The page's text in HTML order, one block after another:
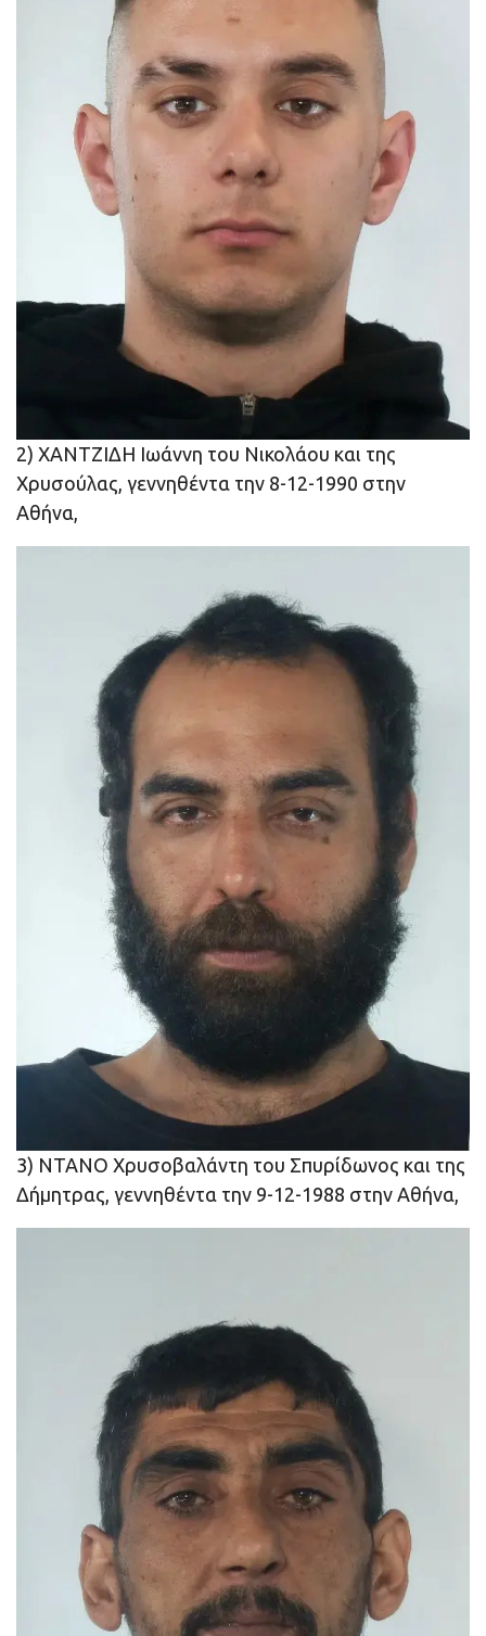
2) ΧΑΝΤΖΙΔΗ Ιωάννη του Νικολάου και της
Χρυσούλας, γεννηθέντα την 8-12-1990 στην
Αθήνα,
3) ΝΤΑΝΟ Χρυσοβαλάντη του Σπυρίδωνος και της
Δήμητρας, γεννηθέντα την 9-12-1988 στην Αθήνα,